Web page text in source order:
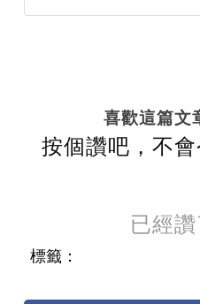
喜歡這篇文
按個讚吧，不會
已經讚
標籤：